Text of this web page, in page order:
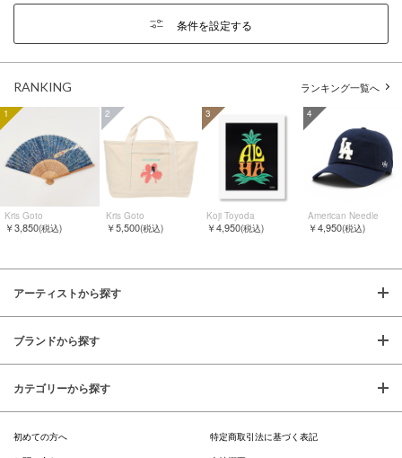
条件を設定する
RANKING ランキング一覧へ
1
Kris Goto
￥3,850(税込)
2
Kris Goto
￥5,500(税込)
3
Koji Toyoda
￥4,950(税込)
4
American Needle
￥4,950(税込)
アーティストから探す
ブランドから探す
カテゴリーから探す
初めての方へ
特定商取引法に基づく表記